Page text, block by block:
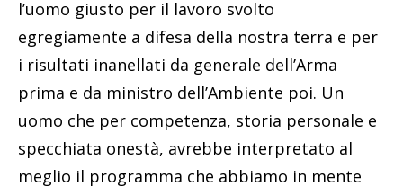
l’uomo giusto per il lavoro svolto
egregiamente a difesa della nostra terra e per
i risultati inanellati da generale dell’Arma
prima e da ministro dell’Ambiente poi. Un
uomo che per competenza, storia personale e
specchiata onestà, avrebbe interpretato al
meglio il programma che abbiamo in mente